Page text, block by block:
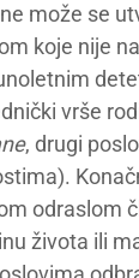
može se
koje nije
vrše
, drugi
odraslom
života ili